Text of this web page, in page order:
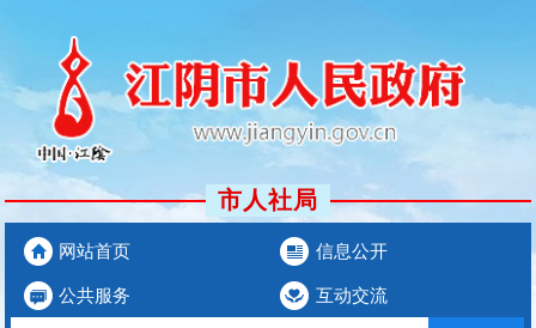
市人社局
网站首页 信息公开
公共服务 互动交流